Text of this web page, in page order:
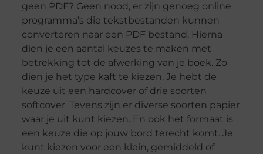
geen PDF? Geen nood, er zijn genoeg online
programma’s die tekstbestanden kunnen
converteren naar een PDF bestand. Hierna
dien je een aantal keuzes te maken met
betrekking tot de afwerking van je boek. Zo
dien je het type kaft te kiezen. Je hebt de
keuze uit een hardcover of drie soorten
softcover. Tevens zijn er diverse soorten papier
waar je uit kunt kiezen. En ook het formaat is
een keuze die op jouw bord terecht komt. Je
kunt kiezen voor een klein, gemiddeld of